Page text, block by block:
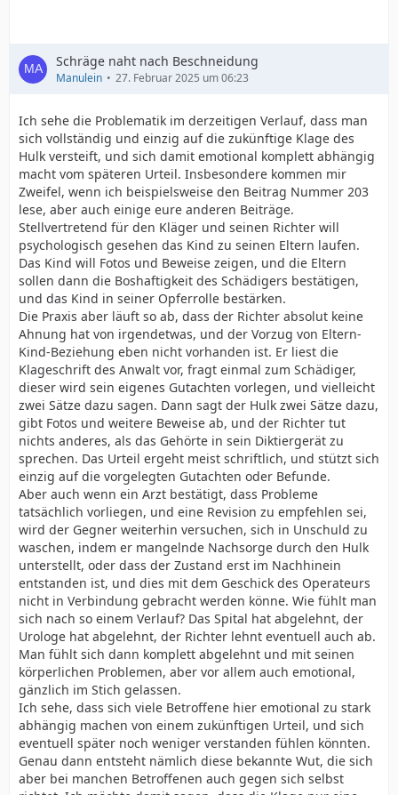
Schräge naht nach Beschneidung
Manulein 27. Februar 2025 um 06:23
Ich sehe die Problematik im derzeitigen Verlauf, dass man
sich vollständig und einzig auf die zukünftige Klage des
Hulk versteift, und sich damit emotional komplett abhängig
macht vom späteren Urteil. Insbesondere kommen mir
Zweifel, wenn ich beispielsweise den Beitrag Nummer 203
lese, aber auch einige eure anderen Beiträge.
Stellvertretend für den Kläger und seinen Richter will
psychologisch gesehen das Kind zu seinen Eltern laufen.
Das Kind will Fotos und Beweise zeigen, und die Eltern
sollen dann die Boshaftigkeit des Schädigers bestätigen,
und das Kind in seiner Opferrolle bestärken.
Die Praxis aber läuft so ab, dass der Richter absolut keine
Ahnung hat von irgendetwas, und der Vorzug von Eltern-
Kind-Beziehung eben nicht vorhanden ist. Er liest die
Klageschrift des Anwalt vor, fragt einmal zum Schädiger,
dieser wird sein eigenes Gutachten vorlegen, und vielleicht
zwei Sätze dazu sagen. Dann sagt der Hulk zwei Sätze dazu,
gibt Fotos und weitere Beweise ab, und der Richter tut
nichts anderes, als das Gehörte in sein Diktiergerät zu
sprechen. Das Urteil ergeht meist schriftlich, und stützt sich
einzig auf die vorgelegten Gutachten oder Befunde.
Aber auch wenn ein Arzt bestätigt, dass Probleme
tatsächlich vorliegen, und eine Revision zu empfehlen sei,
wird der Gegner weiterhin versuchen, sich in Unschuld zu
waschen, indem er mangelnde Nachsorge durch den Hulk
unterstellt, oder dass der Zustand erst im Nachhinein
entstanden ist, und dies mit dem Geschick des Operateurs
nicht in Verbindung gebracht werden könne. Wie fühlt man
sich nach so einem Verlauf? Das Spital hat abgelehnt, der
Urologe hat abgelehnt, der Richter lehnt eventuell auch ab.
Man fühlt sich dann komplett abgelehnt und mit seinen
körperlichen Problemen, aber vor allem auch emotional,
gänzlich im Stich gelassen.
Ich sehe, dass sich viele Betroffene hier emotional zu stark
abhängig machen von einem zukünftigen Urteil, und sich
eventuell später noch weniger verstanden fühlen könnten.
Genau dann entsteht nämlich diese bekannte Wut, die sich
aber bei manchen Betroffenen auch gegen sich selbst